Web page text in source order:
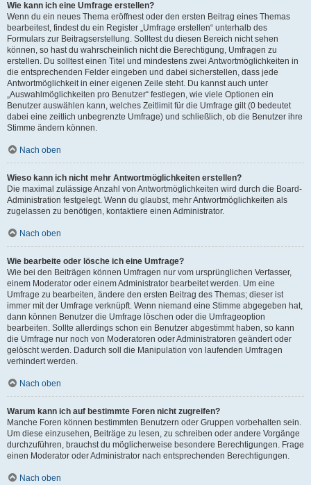
Wie kann ich eine Umfrage erstellen?
Wenn du ein neues Thema eröffnest oder den ersten Beitrag eines Themas
bearbeitest, findest du ein Register „Umfrage erstellen“ unterhalb des
Formulars zur Beitragserstellung. Solltest du diesen Bereich nicht sehen
können, so hast du wahrscheinlich nicht die Berechtigung, Umfragen zu
erstellen. Du solltest einen Titel und mindestens zwei Antwortmöglichkeiten in
die entsprechenden Felder eingeben und dabei sicherstellen, dass jede
Antwortmöglichkeit in einer eigenen Zeile steht. Du kannst auch unter
„Auswahlmöglichkeiten pro Benutzer“ festlegen, wie viele Optionen ein
Benutzer auswählen kann, welches Zeitlimit für die Umfrage gilt (0 bedeutet
dabei eine zeitlich unbegrenzte Umfrage) und schließlich, ob die Benutzer ihre
Stimme ändern können.
Nach oben
Wieso kann ich nicht mehr Antwortmöglichkeiten erstellen?
Die maximal zulässige Anzahl von Antwortmöglichkeiten wird durch die Board-
Administration festgelegt. Wenn du glaubst, mehr Antwortmöglichkeiten als
zugelassen zu benötigen, kontaktiere einen Administrator.
Nach oben
Wie bearbeite oder lösche ich eine Umfrage?
Wie bei den Beiträgen können Umfragen nur vom ursprünglichen Verfasser,
einem Moderator oder einem Administrator bearbeitet werden. Um eine
Umfrage zu bearbeiten, ändere den ersten Beitrag des Themas; dieser ist
immer mit der Umfrage verknüpft. Wenn niemand eine Stimme abgegeben hat,
dann können Benutzer die Umfrage löschen oder die Umfrageoption
bearbeiten. Sollte allerdings schon ein Benutzer abgestimmt haben, so kann
die Umfrage nur noch von Moderatoren oder Administratoren geändert oder
gelöscht werden. Dadurch soll die Manipulation von laufenden Umfragen
verhindert werden.
Nach oben
Warum kann ich auf bestimmte Foren nicht zugreifen?
Manche Foren können bestimmten Benutzern oder Gruppen vorbehalten sein.
Um diese einzusehen, Beiträge zu lesen, zu schreiben oder andere Vorgänge
durchzuführen, brauchst du möglicherweise besondere Berechtigungen. Frage
einen Moderator oder Administrator nach entsprechenden Berechtigungen.
Nach oben